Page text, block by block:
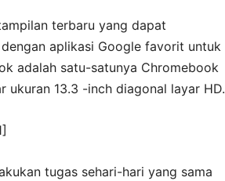
terbaru yang dapat
aplikasi Google favorit untuk
adalah satu-satunya Chromebook
ukuran 13.3 -inch diagonal layar HD.
tugas sehari-hari yang sama